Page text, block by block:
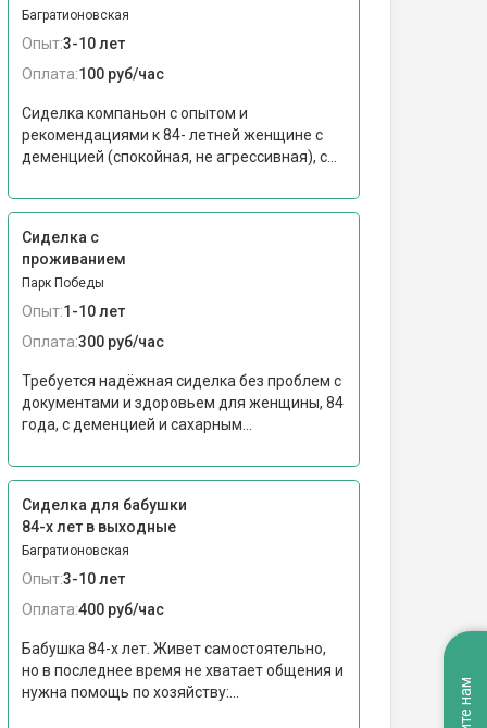
Багратионовская
Опыт:3-10 лет
Оплата:100 руб/час
Сиделка компаньон с опытом и
рекомендациями к 84- летней женщине с
деменцией (спокойная, не агрессивная), с...
Сиделка с
проживанием
Парк Победы
Опыт:1-10 лет
Оплата:300 руб/час
Требуется надёжная сиделка без проблем с
документами и здоровьем для женщины, 84
года, с деменцией и сахарным...
Сиделка для бабушки
84-х лет в выходные
Багратионовская
Опыт:3-10 лет
Оплата:400 руб/час
Бабушка 84-х лет. Живет самостоятельно,
но в последнее время не хватает общения и
нужна помощь по хозяйству:...